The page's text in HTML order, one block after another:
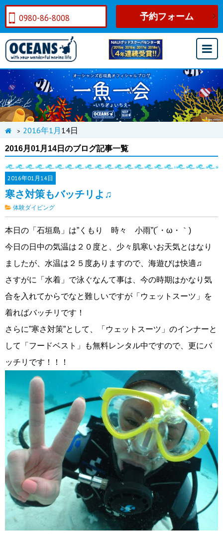
0980-86-8008 予約フォーム
> 2016年1月 14日
2016月01月14日のブログ記事一覧
2016年01月14日
寒さ対策もバッチリよ♫
体験ダイビング
本日の「石垣島」は”くもり 時々 小雨”(´・ω・｀)
今日の日中の気温は２０度と、少々肌寒いお天気とはなり
ましたが、水温は２５度ありますので、海遊びは快適♫
さすがに「水着」で泳ぐなんて事は、今の時期はかなり気
合を入れてからでなと難しいですが「ウェットスーツ」を
着ればバッチリです！
さらに”寒さ対策”として、「ウェットスーツ」のインナーと
して「フードベスト」も無料レンタル中ですので、更にバ
ッチリです！！！